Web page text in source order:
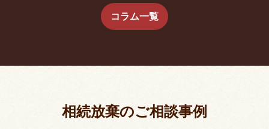
生前に相続放棄すると約束した念書は有効か？
コラム一覧
相続放棄のご相談事例